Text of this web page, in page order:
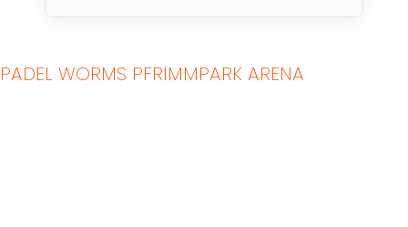
PADEL WORMS PFRIMMPARK ARENA